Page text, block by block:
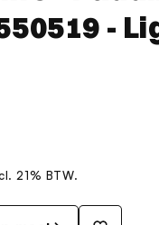
-
21% BTW.